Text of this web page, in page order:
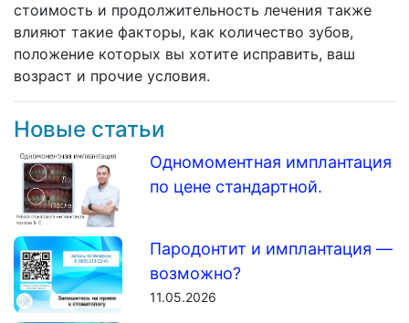
стоимость и продолжительность лечения также
влияют такие факторы, как количество зубов,
положение которых вы хотите исправить, ваш
возраст и прочие условия.
Новые статьи
Одномоментная имплантация
по цене стандартной.
Пародонтит и имплантация —
возможно?
11.05.2026